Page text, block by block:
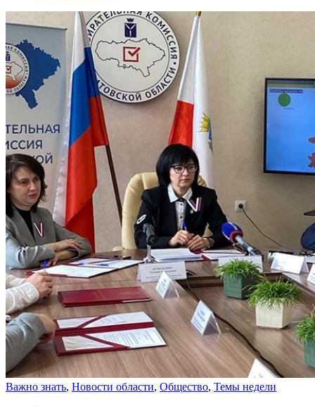
Важно знать, Новости области, Общество, Темы недели